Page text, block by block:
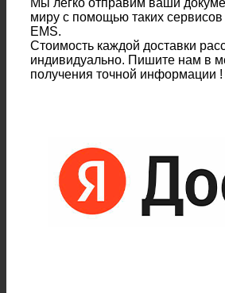
миру с помощью таких сервисов
EMS.
Стоимость каждой доставки
индивидуально. Пишите нам в
получения точной информации !